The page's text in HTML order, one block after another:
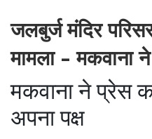
जलबुर्ज मंदिर
मामला - मकवाना
मकवाना ने प्रेस
अपना पक्ष